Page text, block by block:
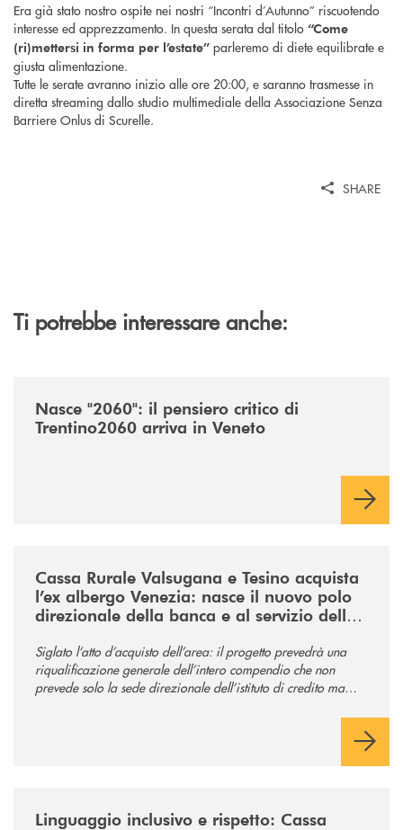
Era già stato nostro ospite nei nostri “Incontri d’Autunno” riscuotendo
interesse ed apprezzamento. In questa serata dal titolo “Come
(ri)mettersi in forma per l’estate” parleremo di diete equilibrate e
giusta alimentazione.
Tutte le serate avranno inizio alle ore 20:00, e saranno trasmesse in
diretta streaming dallo studio multimediale della Associazione Senza
Barriere Onlus di Scurelle.
SHARE
Ti potrebbe interessare anche:
Nasce "2060": il pensiero critico di
Trentino2060 arriva in Veneto
Cassa Rurale Valsugana e Tesino acquista
l’ex albergo Venezia: nasce il nuovo polo
direzionale della banca e al servizio della
Siglato l’atto d’acquisto dell’area: il progetto prevedrà una
riqualificazione generale dell’intero compendio che non
prevede solo la sede direzionale dell’istituto di credito ma
Linguaggio inclusivo e rispetto: Cassa